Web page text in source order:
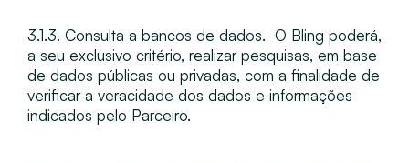
3.1.3. Consulta a bancos de dados​. ​ O Bling poderá,
a seu exclusivo critério, realizar pesquisas, em base
de dados públicas ou privadas, com a finalidade de
verificar a veracidade dos dados e informações
indicados pelo Parceiro.